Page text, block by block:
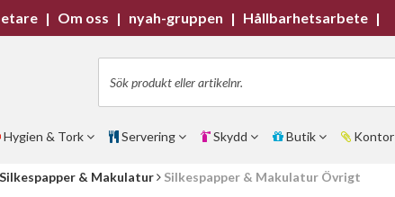
Silkespapper & Makulatur Silkespapper & Makulatur Övrigt
| Om oss | nyah-gruppen | Hållbarhetsarbete |
Hygien & Tork Servering Skydd Butik Kontor